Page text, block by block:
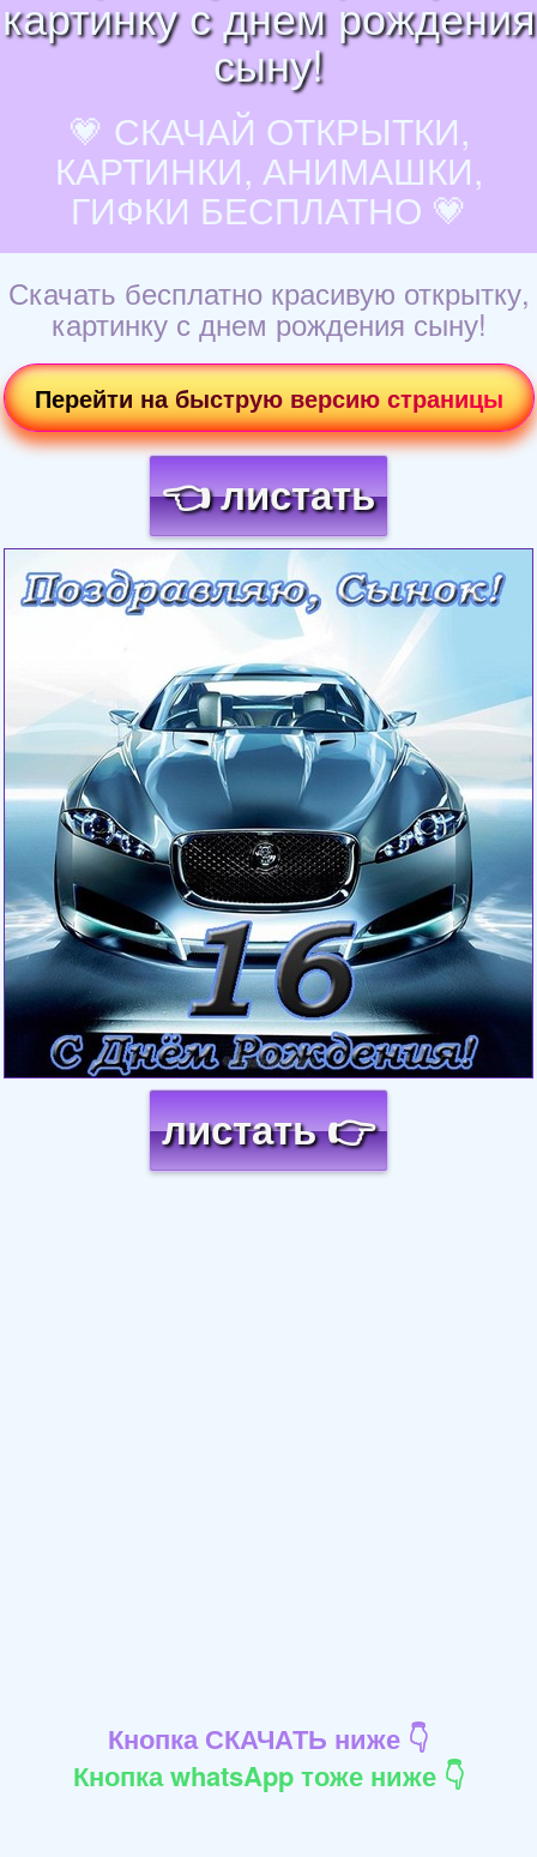
картинку с днем рождения
сыну!
💗 СКАЧАЙ ОТКРЫТКИ,
КАРТИНКИ, АНИМАШКИ,
ГИФКИ БЕСПЛАТНО 💗
Скачать бесплатно красивую открытку,
картинку с днем рождения сыну!
Перейти на быструю версию страницы
👈 листать
Загрузка картинки...
листать 👉
Кнопка СКАЧАТЬ ниже 👇
Кнопка whatsApp тоже ниже 👇